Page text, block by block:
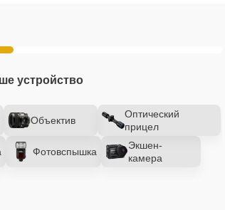
устройство
Объектив
Оптический
прицел
Фотовспышка
Экшен-
камера